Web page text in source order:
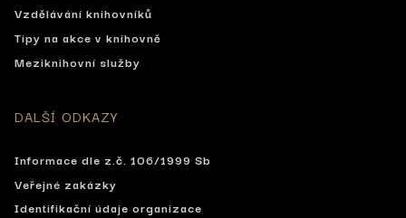
Vzdělávání knihovníků
Tipy na akce v knihovně
Meziknihovní služby
DALŠÍ ODKAZY
Informace dle z.č. 106/1999 Sb
Veřejné zakázky
Identifikační údaje organizace